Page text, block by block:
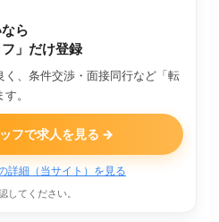
ら
」だけ登録
、条件交渉・面接同行など「転
。
フで求人を見る →
詳細（当サイト）を見る
してください。